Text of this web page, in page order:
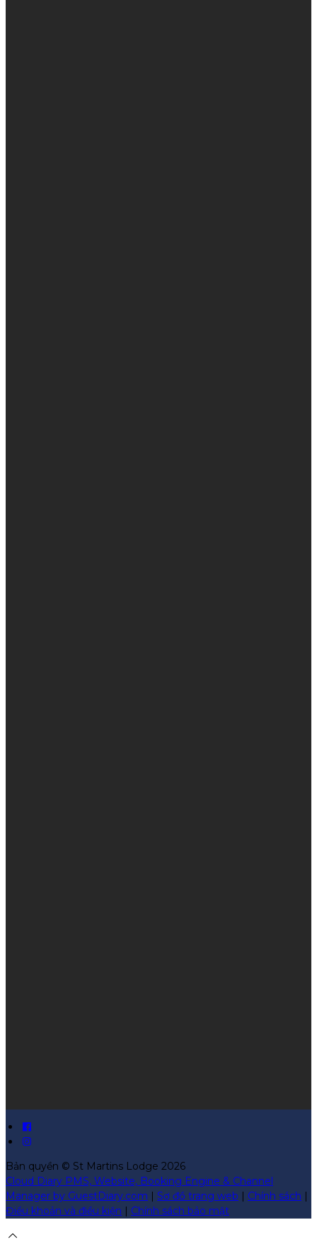
Bản quyền © St Martins Lodge 2026
Cloud Diary PMS, Website, Booking Engine & Channel
Manager by GuestDiary.com | Sơ đồ trang web | Chính sách |
Điều khoản và điều kiện | Chính sách bảo mật